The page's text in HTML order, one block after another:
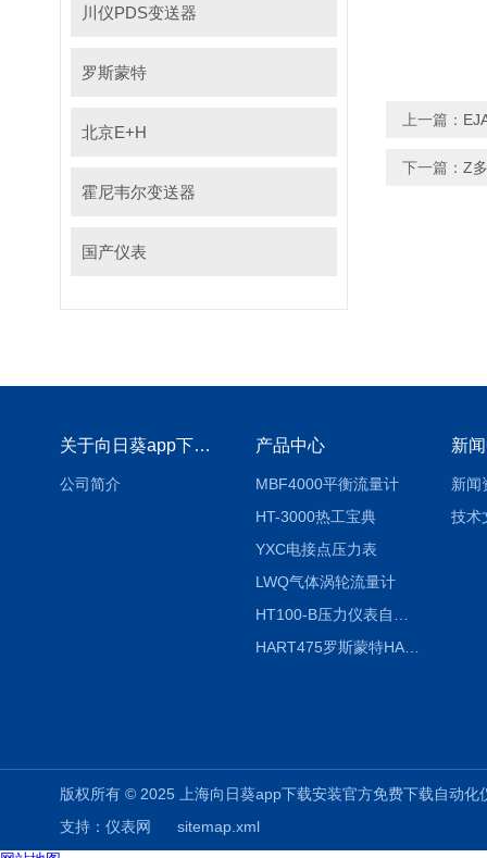
川仪PDS变送器
罗斯蒙特
北京E+H
霍尼韦尔变送器
国产仪表
上一篇：
下一篇： Z
关于向日葵app下载安装官方免费下载
公司简介
产品中心
MBF4000平衡流量计
HT-3000热工宝典
YXC电接点压力表
LWQ气体涡轮流量计
HART475罗斯蒙特HART475手操器
新
新闻
技术
版权所有 © 2025 上海向日葵app下载安装官方免费下载自
支持： 仪表网
sitemap.xml